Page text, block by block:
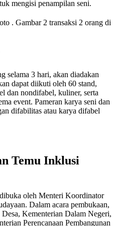
mengisi penampilan seni.
selama 3 hari, akan diadakan
dapat diikuti oleh 60 stand,
dan nondifabel, kuliner, serta
event. Pameran karya seni dan
difabilitas atau karya difabel
Temu Inklusi
oleh Menteri Koordinator
Dalam acara pembukaan,
Kementerian Dalam Negeri,
Perencanaan Pembangunan